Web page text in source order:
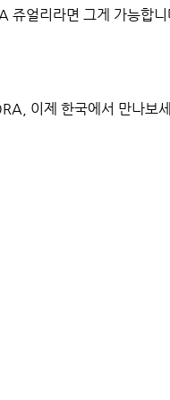
얼리라면 그게 가능합
이제 한국에서 만나보